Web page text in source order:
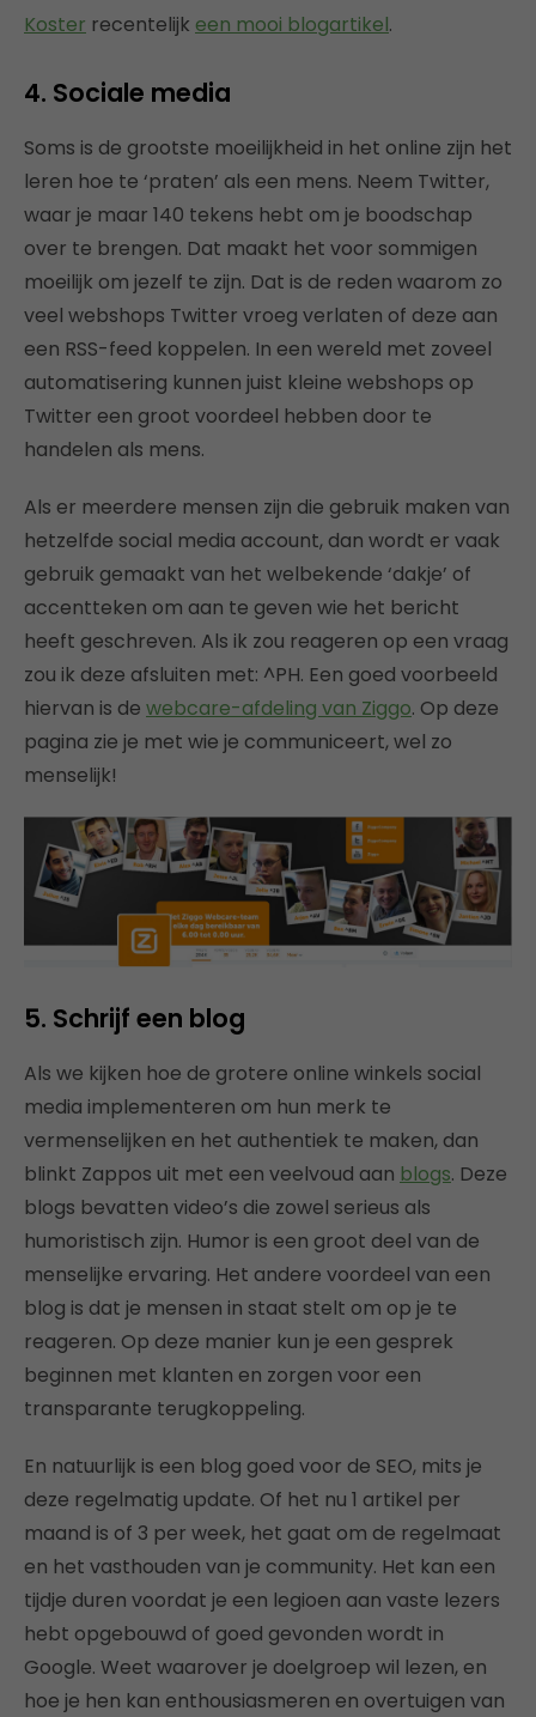
Koster recentelijk een mooi blogartikel.
4. Sociale media
Soms is de grootste moeilijkheid in het online zijn het
leren hoe te ‘praten’ als een mens. Neem Twitter,
waar je maar 140 tekens hebt om je boodschap
over te brengen. Dat maakt het voor sommigen
moeilijk om jezelf te zijn. Dat is de reden waarom zo
veel webshops Twitter vroeg verlaten of deze aan
een RSS-feed koppelen. In een wereld met zoveel
automatisering kunnen juist kleine webshops op
Twitter een groot voordeel hebben door te
handelen als mens.
Als er meerdere mensen zijn die gebruik maken van
hetzelfde social media account, dan wordt er vaak
gebruik gemaakt van het welbekende ‘dakje’ of
accentteken om aan te geven wie het bericht
heeft geschreven. Als ik zou reageren op een vraag
zou ik deze afsluiten met: ^PH. Een goed voorbeeld
hiervan is de webcare-afdeling van Ziggo. Op deze
pagina zie je met wie je communiceert, wel zo
menselijk!
5. Schrijf een blog
Als we kijken hoe de grotere online winkels social
media implementeren om hun merk te
vermenselijken en het authentiek te maken, dan
blinkt Zappos uit met een veelvoud aan blogs. Deze
blogs bevatten video’s die zowel serieus als
humoristisch zijn. Humor is een groot deel van de
menselijke ervaring. Het andere voordeel van een
blog is dat je mensen in staat stelt om op je te
reageren. Op deze manier kun je een gesprek
beginnen met klanten en zorgen voor een
transparante terugkoppeling.
En natuurlijk is een blog goed voor de SEO, mits je
deze regelmatig update. Of het nu 1 artikel per
maand is of 3 per week, het gaat om de regelmaat
en het vasthouden van je community. Het kan een
tijdje duren voordat je een legioen aan vaste lezers
hebt opgebouwd of goed gevonden wordt in
Google. Weet waarover je doelgroep wil lezen, en
hoe je hen kan enthousiasmeren en overtuigen van